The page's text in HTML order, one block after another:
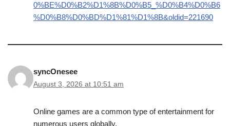
0%BE%D0%B2%D1%8B%D0%B5_%D0%B4%D0%B6
%D0%B8%D0%BD%D1%81%D1%8B&oldid=221690
syncOnesee
August 3, 2026 at 10:51 am
Online games are a common type of entertainment for
numerous users globally.